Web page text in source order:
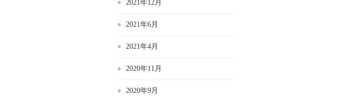
2021年12月
2021年6月
2021年4月
2020年11月
2020年9月